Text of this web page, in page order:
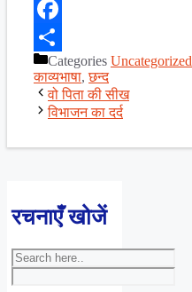
X
Facebook
ShareCategories Uncategorized
काव्यभाषा,छन्द
वो पिता की सीख
विभाजन का दर्द
रचनाएँ खोजें